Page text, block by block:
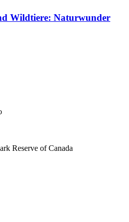
Wildtiere: Naturwunder
Reserve of Canada